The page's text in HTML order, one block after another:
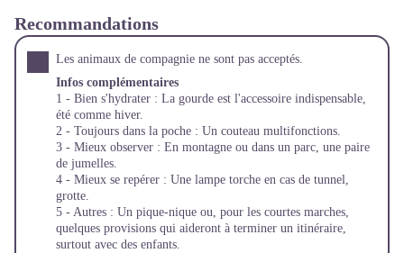
Recommandations
Les animaux de compagnie ne sont pas acceptés.
Infos complémentaires
1 - Bien s'hydrater : La gourde est l'accessoire indispensable,
été comme hiver.
2 - Toujours dans la poche : Un couteau multifonctions.
3 - Mieux observer : En montagne ou dans un parc, une paire
de jumelles.
4 - Mieux se repérer : Une lampe torche en cas de tunnel,
grotte.
5 - Autres : Un pique-nique ou, pour les courtes marches,
quelques provisions qui aideront à terminer un itinéraire,
surtout avec des enfants.